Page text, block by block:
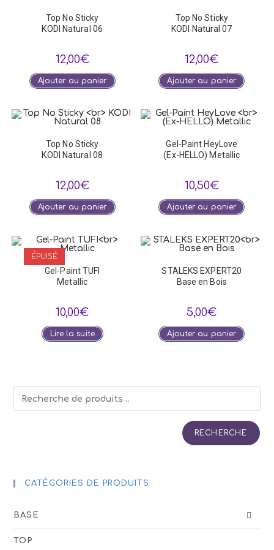
Top No Sticky
KODI Natural 06
12,00€
Ajouter au panier
Top No Sticky
KODI Natural 07
12,00€
Ajouter au panier
Top No Sticky
KODI Natural 08
12,00€
Ajouter au panier
Gel-Paint HeyLove
(Ex-HELLO) Metallic
10,50€
Ajouter au panier
ÉPUISÉ
Gel-Paint TUFI
Metallic
10,00€
Lire la suite
STALEKS EXPERT20
Base en Bois
5,00€
Ajouter au panier
RECHERCHE
CATÉGORIES DE PRODUITS
BASE
TOP